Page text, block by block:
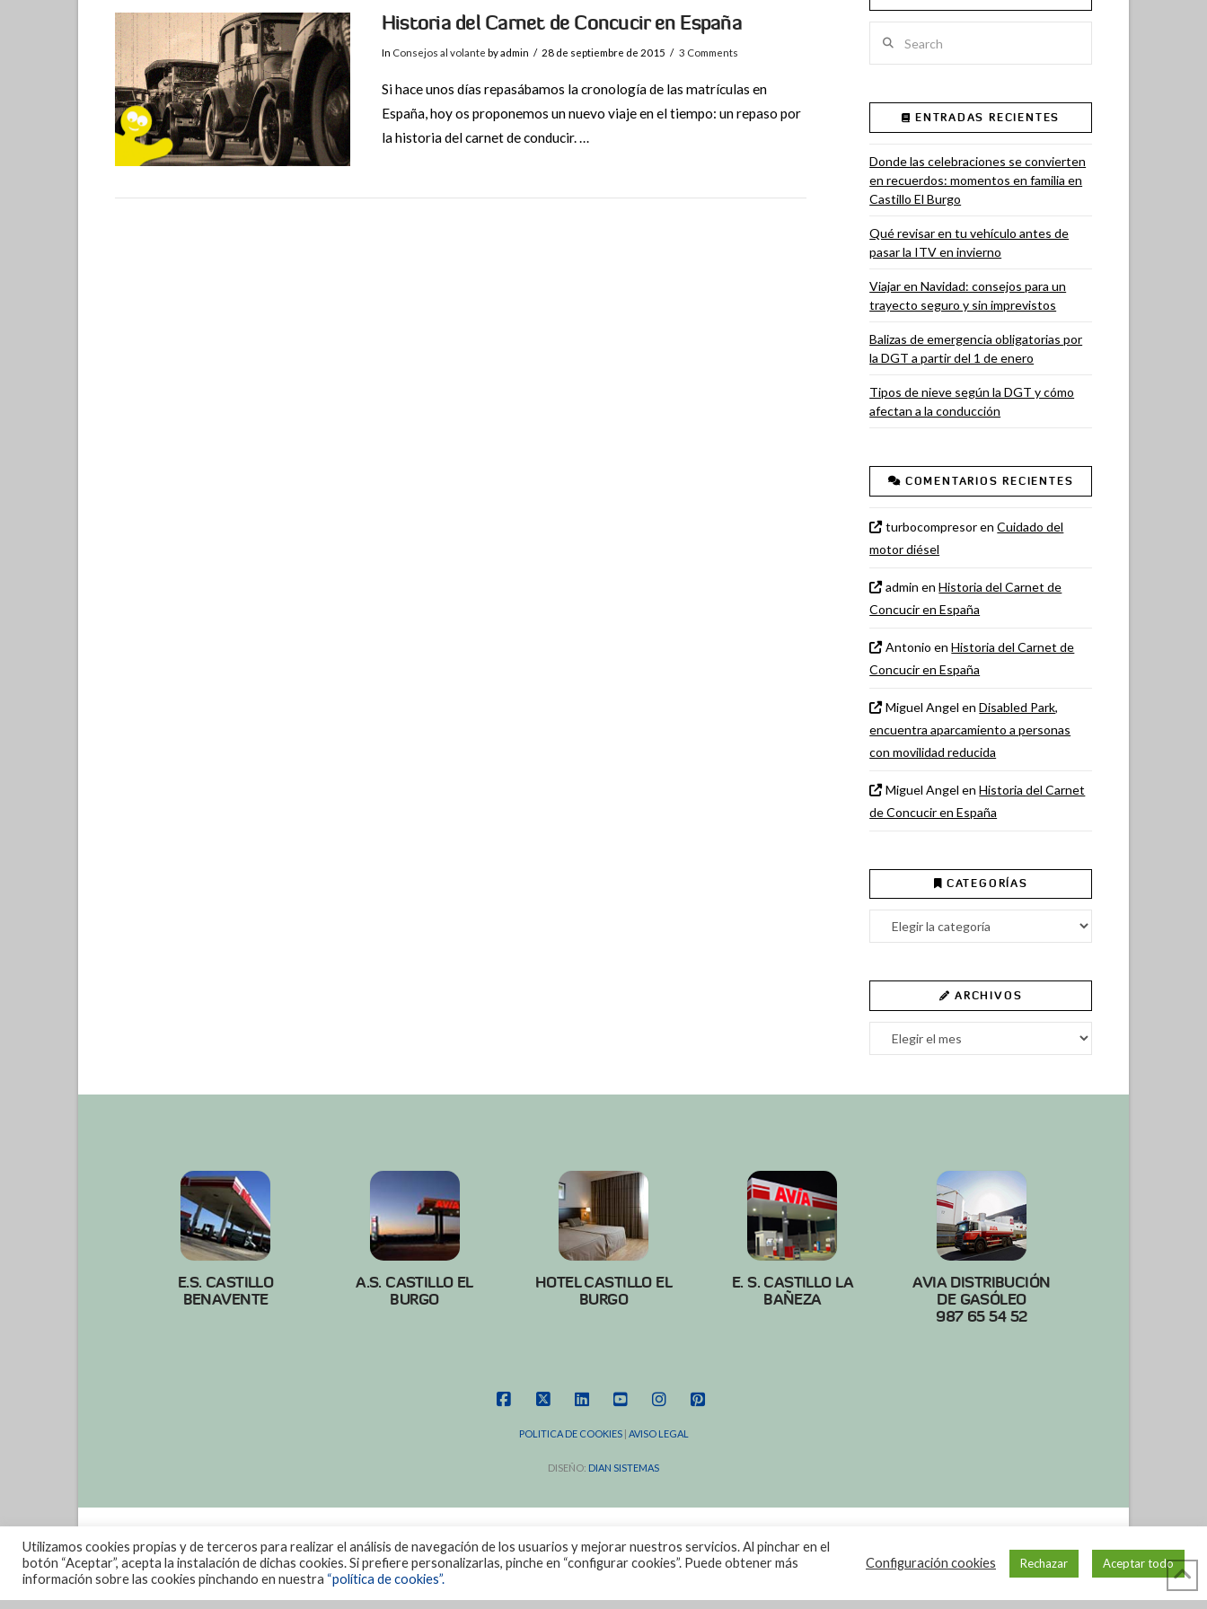
Historia del Carnet de Concucir en España
In Consejos al volante by admin 28 de septiembre de 2015 3 Comments
Si hace unos días repasábamos la cronología de las matrículas en
España, hoy os proponemos un nuevo viaje en el tiempo: un repaso por
la historia del carnet de conducir. …
ENTRADAS RECIENTES
Donde las celebraciones se convierten
en recuerdos: momentos en familia en
Castillo El Burgo
Qué revisar en tu vehículo antes de
pasar la ITV en invierno
Viajar en Navidad: consejos para un
trayecto seguro y sin imprevistos
Balizas de emergencia obligatorias por
la DGT a partir del 1 de enero
Tipos de nieve según la DGT y cómo
afectan a la conducción
COMENTARIOS RECIENTES
turbocompresorenCuidado del
motor diésel
admin enHistoria del Carnet de
Concucir en España
Antonio enHistoria del Carnet de
Concucir en España
Miguel Angel enDisabled Park,
encuentra aparcamiento a personas
con movilidad reducida
Miguel Angel enHistoria del Carnet
de Concucir en España
CATEGORÍAS
Categorías
ARCHIVOS
Archivos
E.S. CASTILLO
BENAVENTE
A.S. CASTILLO EL
BURGO
HOTEL CASTILLO EL
BURGO
E. S. CASTILLO LA
BAÑEZA
AVIA DISTRIBUCIÓN
DE GASÓLEO
987 65 54 52
POLITICA DE COOKIES| AVISO LEGAL
DISEÑO: DIAN SISTEMAS
Utilizamos cookies propias y de terceros para realizar el análisis de navegación de los usuarios y mejorar nuestros servicios. Al pinchar en el
botón “Aceptar”, acepta la instalación de dichas cookies. Si prefiere personalizarlas, pinche en “configurar cookies”. Puede obtener más
información sobre las cookies pinchando en nuestra “política de cookies”.
Configuración cookies Rechazar Aceptar todo